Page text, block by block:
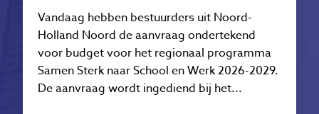
Vandaag hebben bestuurders uit Noord-
Holland Noord de aanvraag ondertekend
voor budget voor het regionaal programma
Samen Sterk naar School en Werk 2026-2029.
De aanvraag wordt ingediend bij het...